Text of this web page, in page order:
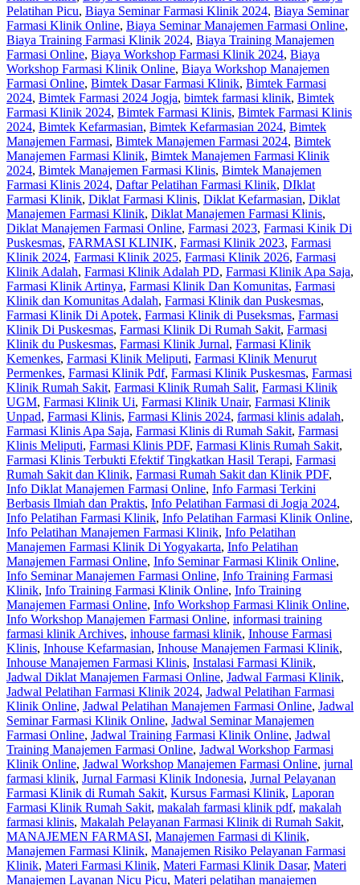
Pelatihan Picu, Biaya Seminar Farmasi Klinik 2024, Biaya Seminar
Farmasi Klinik Online, Biaya Seminar Manajemen Farmasi Online,
Biaya Training Farmasi Klinik 2024, Biaya Training Manajemen
Farmasi Online, Biaya Workshop Farmasi Klinik 2024, Biaya
Workshop Farmasi Klinik Online, Biaya Workshop Manajemen
Farmasi Online, Bimtek Dasar Farmasi Klinik, Bimtek Farmasi
2024, Bimtek Farmasi 2024 Jogja, bimtek farmasi klinik, Bimtek
Farmasi Klinik 2024, Bimtek Farmasi Klinis, Bimtek Farmasi Klinis
2024, Bimtek Kefarmasian, Bimtek Kefarmasian 2024, Bimtek
Manajemen Farmasi, Bimtek Manajemen Farmasi 2024, Bimtek
Manajemen Farmasi Klinik, Bimtek Manajemen Farmasi Klinik
2024, Bimtek Manajemen Farmasi Klinis, Bimtek Manajemen
Farmasi Klinis 2024, Daftar Pelatihan Farmasi Klinik, DIklat
Farmasi Klinik, Diklat Farmasi Klinis, Diklat Kefarmasian, Diklat
Manajemen Farmasi Klinik, Diklat Manajemen Farmasi Klinis,
Diklat Manajemen Farmasi Online, Farmasi 2023, Farmasi Kinik Di
Puskesmas, FARMASI KLINIK, Farmasi Klinik 2023, Farmasi
Klinik 2024, Farmasi Klinik 2025, Farmasi Klinik 2026, Farmasi
Klinik Adalah, Farmasi Klinik Adalah PD, Farmasi Klinik Apa Saja,
Farmasi Klinik Artinya, Farmasi Klinik Dan Komunitas, Farmasi
Klinik dan Komunitas Adalah, Farmasi Klinik dan Puskesmas,
Farmasi Klinik Di Apotek, Farmasi Klinik di Puseksmas, Farmasi
Klinik Di Puskesmas, Farmasi Klinik Di Rumah Sakit, Farmasi
Klinik du Puskesmas, Farmasi Klinik Jurnal, Farmasi Klinik
Kemenkes, Farmasi Klinik Meliputi, Farmasi Klinik Menurut
Permenkes, Farmasi Klinik Pdf, Farmasi Klinik Puskesmas, Farmasi
Klinik Rumah Sakit, Farmasi Klinik Rumah Salit, Farmasi Klinik
UGM, Farmasi Klinik Ui, Farmasi Klinik Unair, Farmasi Klinik
Unpad, Farmasi Klinis, Farmasi Klinis 2024, farmasi klinis adalah,
Farmasi Klinis Apa Saja, Farmasi Klinis di Rumah Sakit, Farmasi
Klinis Meliputi, Farmasi Klinis PDF, Farmasi Klinis Rumah Sakit,
Farmasi Klinis Terbukti Efektif Tingkatkan Hasil Terapi, Farmasi
Rumah Sakit dan Klinik, Farmasi Rumah Sakit dan Klinik PDF,
Info Diklat Manajemen Farmasi Online, Info Farmasi Terkini
Berbasis Ilmiah dan Praktis, Info Pelatihan Farmasi di Jogja 2024,
Info Pelatihan Farmasi Klinik, Info Pelatihan Farmasi Klinik Online,
Info Pelatihan Manajemen Farmasi Klinik, Info Pelatihan
Manajemen Farmasi Klinik Di Yogyakarta, Info Pelatihan
Manajemen Farmasi Online, Info Seminar Farmasi Klinik Online,
Info Seminar Manajemen Farmasi Online, Info Training Farmasi
Klinik, Info Training Farmasi Klinik Online, Info Training
Manajemen Farmasi Online, Info Workshop Farmasi Klinik Online,
Info Workshop Manajemen Farmasi Online, informasi training
farmasi klinik Archives, inhouse farmasi klinik, Inhouse Farmasi
Klinis, Inhouse Kefarmasian, Inhouse Manajemen Farmasi Klinik,
Inhouse Manajemen Farmasi Klinis, Instalasi Farmasi Klinik,
Jadwal Diklat Manajemen Farmasi Online, Jadwal Farmasi Klinik,
Jadwal Pelatihan Farmasi Klinik 2024, Jadwal Pelatihan Farmasi
Klinik Online, Jadwal Pelatihan Manajemen Farmasi Online, Jadwal
Seminar Farmasi Klinik Online, Jadwal Seminar Manajemen
Farmasi Online, Jadwal Training Farmasi Klinik Online, Jadwal
Training Manajemen Farmasi Online, Jadwal Workshop Farmasi
Klinik Online, Jadwal Workshop Manajemen Farmasi Online, jurnal
farmasi klinik, Jurnal Farmasi Klinik Indonesia, Jurnal Pelayanan
Farmasi Klinik di Rumah Sakit, Kursus Farmasi Klinik, Laporan
Farmasi Klinik Rumah Sakit, makalah farmasi klinik pdf, makalah
farmasi klinis, Makalah Pelayanan Farmasi Klinik di Rumah Sakit,
MANAJEMEN FARMASI, Manajemen Farmasi di Klinik,
Manajemen Farmasi Klinik, Manajemen Risiko Pelayanan Farmasi
Klinik, Materi Farmasi Klinik, Materi Farmasi Klinik Dasar, Materi
Manajemen Layanan Nicu Picu, Materi pelatihan manajemen